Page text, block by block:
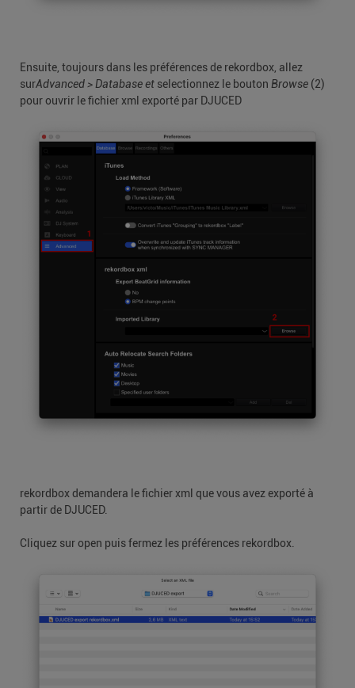
Ensuite, toujours dans les préférences de rekordbox, allez
surAdvanced > Database et selectionnez le bouton Browse (2)
pour ouvrir le fichier xml exporté par DJUCED
rekordbox demandera le fichier xml que vous avez exporté à
partir de DJUCED.
Cliquez sur open puis fermez les préférences rekordbox.